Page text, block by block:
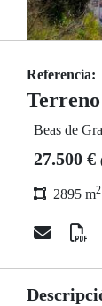
Referencia:
Beas de
27.500 €
2895 m2